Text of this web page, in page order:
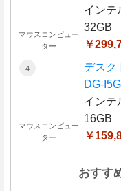
マウスコンピュー
ター
インテ
32GB
￥
マウスコンピュー
ター
デスク
DG-
インテ
16GB
￥
おすす